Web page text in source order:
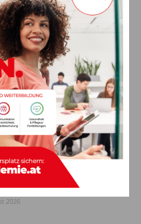
Die tirol kliniken gehen neue
Wege im Recycling von Einmal-
OP-Geräten
ging zu Ende: Anna
Lebensjahr verstorben
2026